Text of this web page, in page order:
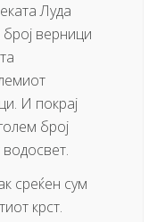
Луда
верници
И покрај
број
водосвет.
среќен сум
крст.